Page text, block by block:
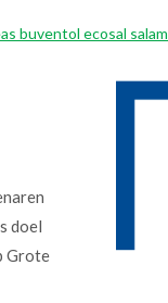
buventol ecosal
doel
Grote